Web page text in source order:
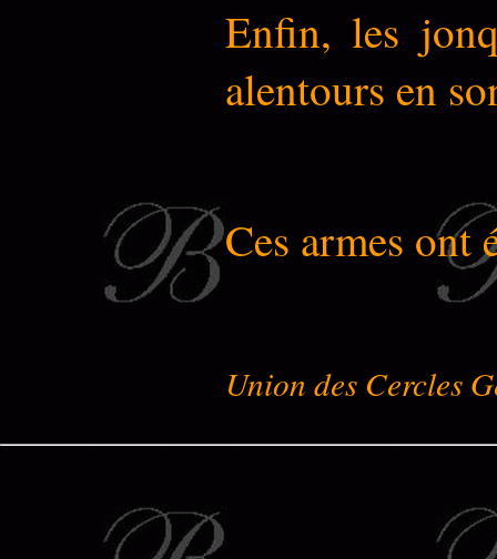
Enfin, les
alentours en
Ces armes ont
Union des Cercles